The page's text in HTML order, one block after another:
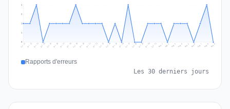
1
1
2
2
Jul 11 Jul 12 Jul 13 Jul 14 Jul 15 Jul 16 Jul 17 Jul 18 Jul 19 Jul 20 Jul 21 Jul 22 Jul 23 Jul 24 Jul 25 Jul 26 Jul 27 Jul 28 Jul 29 Jul 30 Jul 31 Aug 1 Aug 2 Aug 3 Aug 4 Aug 5 Aug 6 Aug 7 Aug 8 Aug 9
Rapports d'erreurs
Les 30 derniers jours